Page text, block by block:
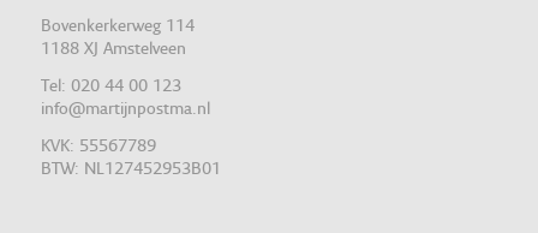
Bovenkerkerweg 114
1188 XJ Amstelveen
Tel: 020 44 00 123
info@martijnpostma.nl
KVK: 55567789
BTW: NL127452953B01